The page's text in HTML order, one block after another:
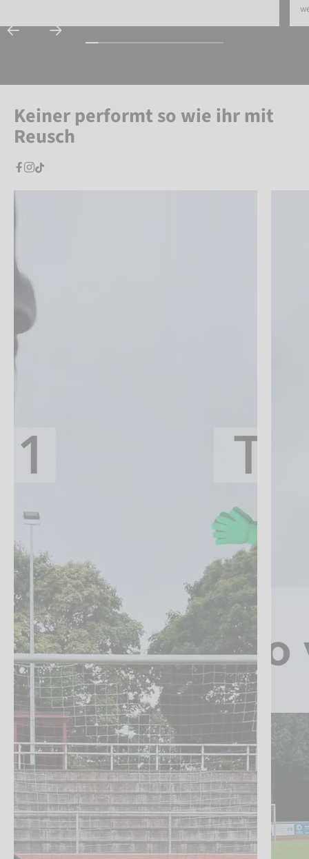
Keiner performt so wie ihr mit
Reusch